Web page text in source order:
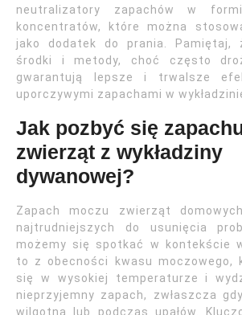
neutralizatory zapachów w
koncentratów, które można
jako dodatek do prania. Pamiętaj,
środki i metody, choć często
gwarantują lepsze i trwalsze
uporczywymi zapachami w
Jak pozbyć się
zwierząt z wykładziny
dywanowej?
Zapach moczu zwierząt
najtrudniejszych do usunięcia
możemy się spotkać w kontekście
to z obecności kwasu moczowego,
się w wysokiej temperaturze i
nieprzyjemny zapach, zwłaszcza
wilgotna lub podczas upałów.